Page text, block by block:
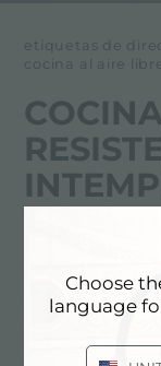
etiquetas de
cocina al aire
Cocina al aire
Choose
language